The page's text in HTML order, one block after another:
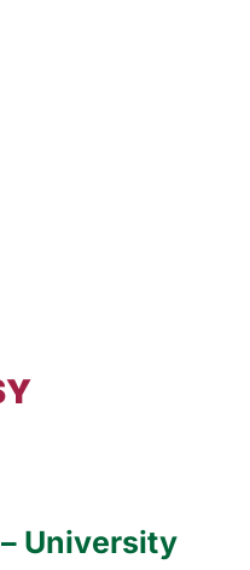
University